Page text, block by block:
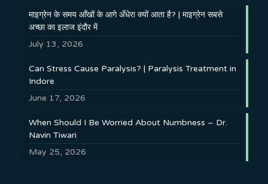
माइग्रेन के समय आँखों के आगे अँधेरा क्यों आता है? | माइग्रेन सबसे
अच्छा का इलाज इंदौर में
July 13, 2026
Can Stress Cause Paralysis? | Paralysis Treatment in
Indore
June 17, 2026
When Should I Be Worried About Numbness – Dr.
Navin Tiwari
May 25, 2026